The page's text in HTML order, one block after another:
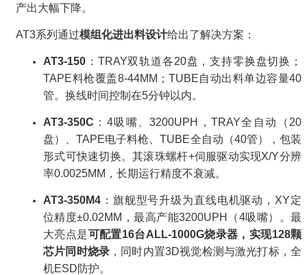
产出大幅下降。
AT3系列通过模组化进出料设计给出了解决方案：
AT3-150 ：TRAY双轨道各20盘，支持零换盘切换；
TAPE料枪覆盖8-44MM；TUBE自动出料单边容量40
管。换线时间控制在5分钟以内。
AT3-350C ：4吸嘴、3200UPH，TRAY全自动（20
盘）、TAPE电子料枪、TUBE全自动（40管），包装
形式可快速切换。其滚珠螺杆+伺服驱动实现X/Y分辨
率0.0025MM，长期运行精度不衰减。
AT3-350M4 ：旗舰型号升级为直线电机驱动，XY定
位精度±0.02MM，最高产能3200UPH（4吸嘴）。最
大亮点是可配置16台ALL-1000G烧录器，实现128颗
芯片同时烧录 ，同时内置3D视觉检测与激光打标，全
机ESD防护。